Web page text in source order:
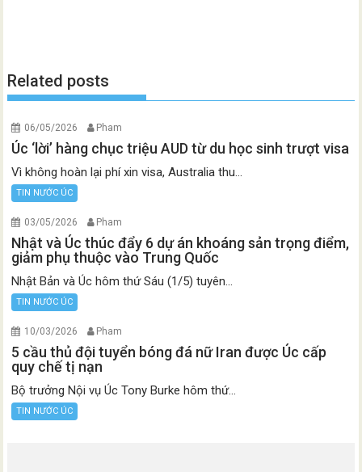
Related posts
06/05/2026 Pham
Úc ‘lời’ hàng chục triệu AUD từ du học sinh trượt visa
Vì không hoàn lại phí xin visa, Australia thu...
TIN NƯỚC ÚC
03/05/2026 Pham
Nhật và Úc thúc đẩy 6 dự án khoáng sản trọng điểm,
giảm phụ thuộc vào Trung Quốc
Nhật Bản và Úc hôm thứ Sáu (1/5) tuyên...
TIN NƯỚC ÚC
10/03/2026 Pham
5 cầu thủ đội tuyển bóng đá nữ Iran được Úc cấp
quy chế tị nạn
Bộ trưởng Nội vụ Úc Tony Burke hôm thứ...
TIN NƯỚC ÚC